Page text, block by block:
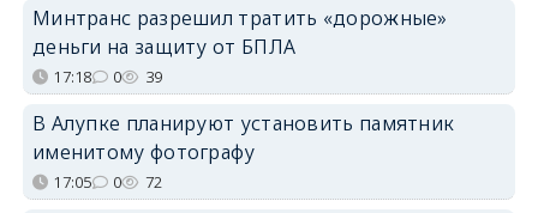
Минтранс разрешил тратить «дорожные»
деньги на защиту от БПЛА
17:18 0 39
В Алупке планируют установить памятник
именитому фотографу
17:05 0 72